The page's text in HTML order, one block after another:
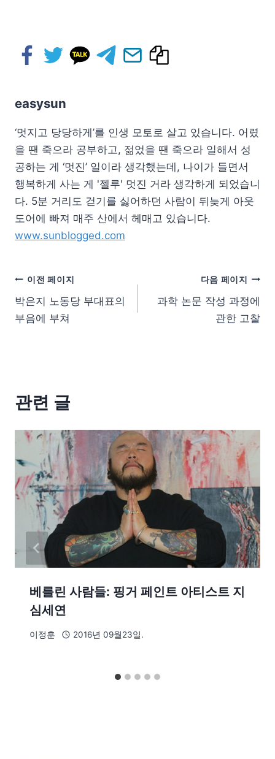
easysun
‘멋지고 당당하게’를 인생 모토로 살고 있습니다. 어렸
을 땐 죽으라 공부하고, 젊었을 땐 죽으라 일해서 성
공하는 게 ‘멋진’ 일이라 생각했는데, 나이가 들면서
행복하게 사는 게 '젤루' 멋진 거라 생각하게 되었습니
다. 5분 거리도 걷기를 싫어하던 사람이 뒤늦게 아웃
도어에 빠져 매주 산에서 헤매고 있습니다.
www.sunblogged.com
이전 페이지
박은지 노동당 부대표의
부음에 부쳐
다음 페이지
과학 논문 작성 과정에
관한 고찰
관련 글
베를린 사람들: 핑거 페인트 아티스트 지
심세연
이정훈 2016년 09월23일.